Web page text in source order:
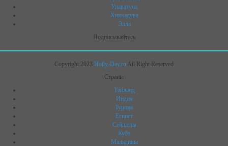
Унаватуна
Хиккадува
Элла
Подписывайтесь
Copyright 2023 Holly-Day.ru All Right Reserved
Страны
Тайланд
Индия
Турция
Египет
Сейшелы
Куба
Мальдивы